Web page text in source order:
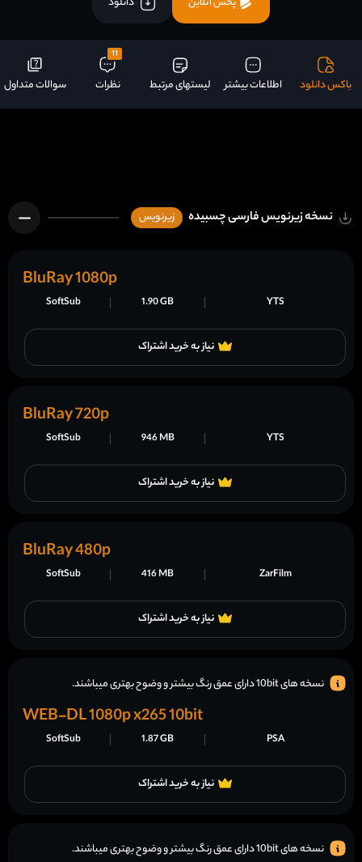
باکس دانلود اطلاعات بیشتر لیستهای مرتبط
11
نظرات سوالات متداول
نسخه زیرنویس فارسی چسبیده زیرنویس
نیاز به خرید اشتراک
YTS
1.90 GB
SoftSub
BluRay 1080p
نیاز به خرید اشتراک
YTS
946 MB
SoftSub
BluRay 720p
نیاز به خرید اشتراک
ZarFilm
416 MB
SoftSub
BluRay 480p
نیاز به خرید اشتراک
PSA
1.87 GB
SoftSub
WEB-DL 1080p x265 10bit
نسخه های 10bit دارای عمق رنگ بیشتر و وضوح بهتری میباشند.
نسخه های 10bit دارای عمق رنگ بیشتر و وضوح بهتری میباشند.